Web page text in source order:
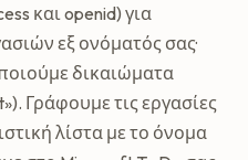
και openid) για
εξ ονόματός σας·
δικαιώματα
Γράφουμε τις εργασίες
λίστα με το όνομα